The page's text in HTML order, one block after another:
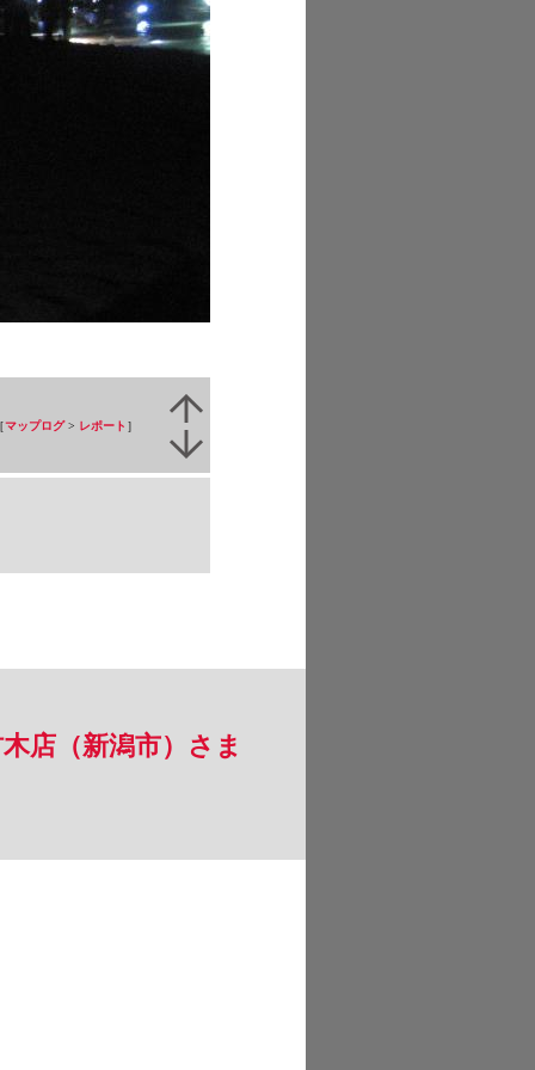
マップログ> レポート ］
店（新潟市）さま